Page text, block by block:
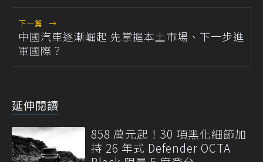
下一篇 →
中國汽車逐漸崛起 先掌握本土市場、下一步進
軍國際？
延伸閱讀
858 萬元起！30 項黑化細節加
持 26 年式 Defender OCTA